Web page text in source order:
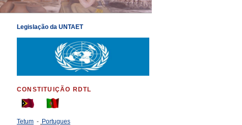
Legislação da UNTAET
CONSTITUIÇÃO RDTL
Tetum - Portugues